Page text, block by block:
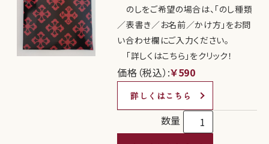
のしをご希望の場合は、「のし種類
／表書き／お名前／かけ方」をお問
い合わせ欄にご入力ください。
「詳しくはこちら」をクリック！
価格（税込）:￥590
詳しくはこちら
数量